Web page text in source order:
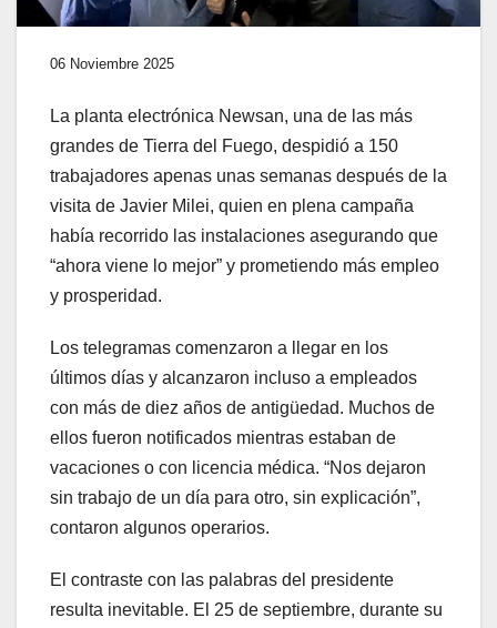
06 Noviembre 2025
La planta electrónica Newsan, una de las más
grandes de Tierra del Fuego, despidió a 150
trabajadores apenas unas semanas después de la
visita de Javier Milei, quien en plena campaña
había recorrido las instalaciones asegurando que
“ahora viene lo mejor” y prometiendo más empleo
y prosperidad.
Los telegramas comenzaron a llegar en los
últimos días y alcanzaron incluso a empleados
con más de diez años de antigüedad. Muchos de
ellos fueron notificados mientras estaban de
vacaciones o con licencia médica. “Nos dejaron
sin trabajo de un día para otro, sin explicación”,
contaron algunos operarios.
El contraste con las palabras del presidente
resulta inevitable. El 25 de septiembre, durante su